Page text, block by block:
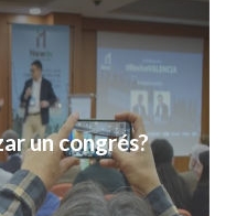
un congrés?